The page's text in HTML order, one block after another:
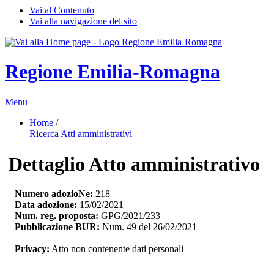
Vai al Contenuto
Vai alla navigazione del sito
Regione Emilia-Romagna
Menu
Home /
Ricerca Atti amministrativi
Dettaglio Atto amministrativo
Numero adozioNe: 218
Data adozione: 15/02/2021
Num. reg. proposta: GPG/2021/233
Pubblicazione BUR: Num. 49 del 26/02/2021
Privacy: Atto non contenente dati personali